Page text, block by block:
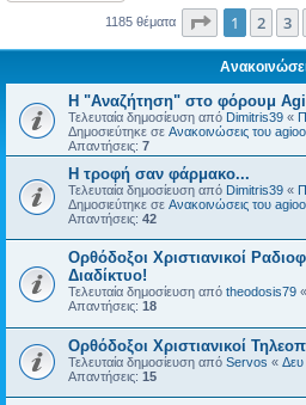
1185 θέματα Σελίδα
1 2 3
Η "Αναζήτηση" στο φόρουμ
Τελευταία δημοσίευση από Dimitris39 «
Δημοσιεύτηκε σε Ανακοινώσεις του
Απαντήσεις: 7
H τροφή σαν φάρμακο...
Τελευταία δημοσίευση από Dimitris39 «
Δημοσιεύτηκε σε Ανακοινώσεις του
Απαντήσεις: 42
Ορθόδοξοι Χριστιανικοί
Διαδίκτυο!
Τελευταία δημοσίευση από theodosis79 «
Απαντήσεις: 18
Ορθόδοξοι Χριστιανικοί
Τελευταία δημοσίευση από Servos «
Απαντήσεις: 15